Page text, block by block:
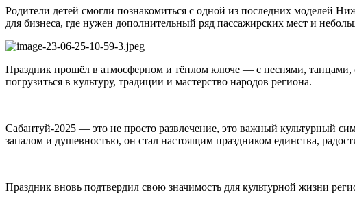
Родители детей смогли познакомиться с одной из последних моделей
для бизнеса, где нужен дополнительный ряд пассажирских мест и
Праздник прошёл в атмосферном и тёплом ключе — с песнями,
погрузиться в культуру, традиции и мастерство народов региона.
Сабантуй-2025 — это не просто развлечение, это важный культурный
запалом и душевностью, он стал настоящим праздником единства,
Праздник вновь подтвердил свою значимость для культурной жизни